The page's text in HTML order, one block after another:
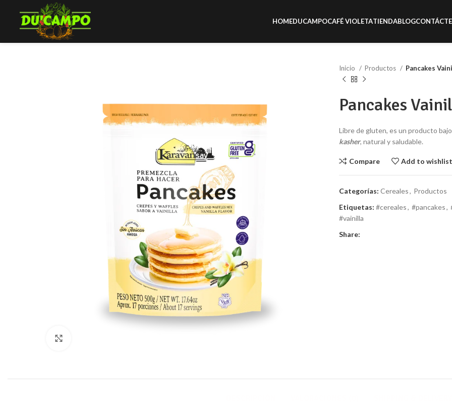
HOMEDUCAMPOCAFÉ VIOLETATIENDABLOG
Inicio Productos Pancakes
Pancakes
Libre de gluten, es un producto
kasher, natural y saludable.
Compare Add to
Categorías: Cereales, Productos
Etiquetas: #cereales, #pancakes,
#vainilla
Share: